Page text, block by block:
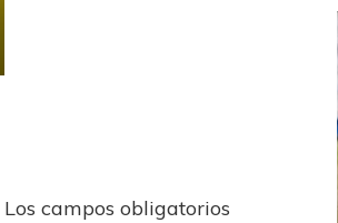
Los campos obligatorios